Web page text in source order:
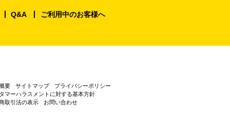
Q&A ご利用中のお客様へ
要 サイトマップ
プライバシーポリシー
マーハラスメントに対する基本方針
取引法の表示
お問い合わせ